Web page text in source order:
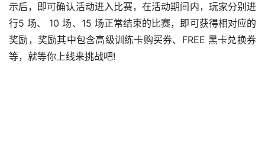
示后，即可确认活动进入比赛，在活动期间内，玩家分别进
行5 场、 10 场、15 场正常结束的比赛，即可获得相对应的
奖励，奖励其中包含高级训练卡购买券、FREE 黑卡兑换券
等，就等你上线来挑战吧!